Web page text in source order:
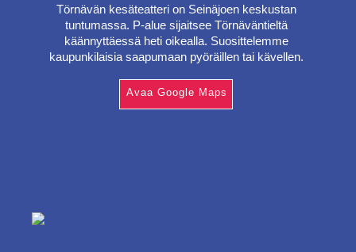
Törnävän kesäteatteri on Seinäjoen keskustan
tuntumassa. P-alue sijaitsee Törnäväntieltä
käännyttäessä heti oikealla. Suosittelemme
kaupunkilaisia saapumaan pyöräillen tai kävellen.
Avaa Google Maps